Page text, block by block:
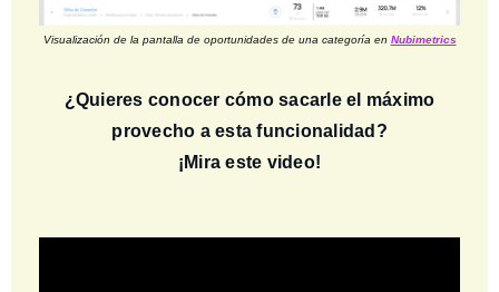
Visualización de la pantalla de oportunidades de una categoría en Nubimetrics
¿Quieres conocer cómo sacarle el máximo
provecho a esta funcionalidad?
¡Mira este video!